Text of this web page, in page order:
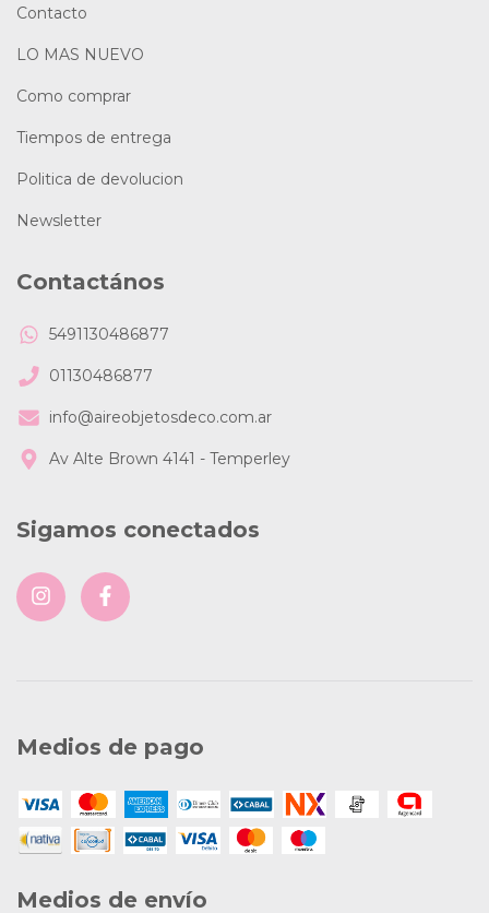
Contacto
LO MAS NUEVO
Como comprar
Tiempos de entrega
Politica de devolucion
Newsletter
Contactános
5491130486877
01130486877
info@aireobjetosdeco.com.ar
Av Alte Brown 4141 - Temperley
Sigamos conectados
Medios de pago
Medios de envío